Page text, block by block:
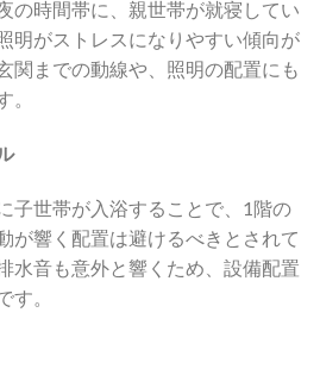
の時間帯に、親世帯が就寝してい
明がストレスになりやすい傾向が
関までの動線や、照明の配置にも
。
子世帯が入浴することで、1階の
が響く配置は避けるべきとされて
水音も意外と響くため、設備配置
す。